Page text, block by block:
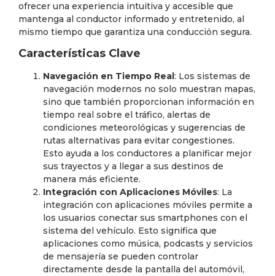
ofrecer una experiencia intuitiva y accesible que
mantenga al conductor informado y entretenido, al
mismo tiempo que garantiza una conducción segura.
Características Clave
Navegación en Tiempo Real : Los sistemas de
navegación modernos no solo muestran mapas,
sino que también proporcionan información en
tiempo real sobre el tráfico, alertas de
condiciones meteorológicas y sugerencias de
rutas alternativas para evitar congestiones.
Esto ayuda a los conductores a planificar mejor
sus trayectos y a llegar a sus destinos de
manera más eficiente.
Integración con Aplicaciones Móviles: La
integración con aplicaciones móviles permite a
los usuarios conectar sus smartphones con el
sistema del vehículo. Esto significa que
aplicaciones como música, podcasts y servicios
de mensajería se pueden controlar
directamente desde la pantalla del automóvil,